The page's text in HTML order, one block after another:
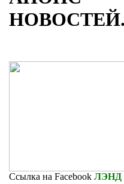
Ссылка на Facebook ЛЭНД